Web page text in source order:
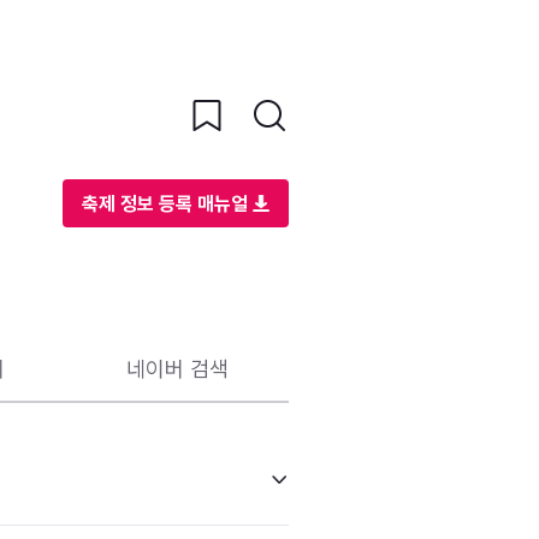
축제 정보 등록 매뉴얼
네이버 검색